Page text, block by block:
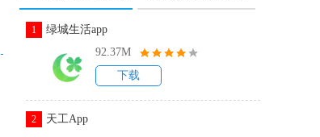
1
绿城生活app
92.37M
下载
2 天工App